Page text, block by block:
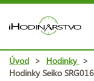
Úvod > Hodinky >
Hodinky Seiko